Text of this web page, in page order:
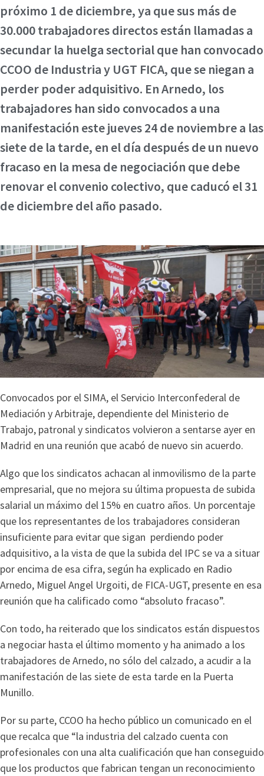
próximo 1 de diciembre, ya que sus más de
30.000 trabajadores directos están llamadas a
secundar la huelga sectorial que han convocado
CCOO de Industria y UGT FICA, que se niegan a
perder poder adquisitivo. En Arnedo, los
trabajadores han sido convocados a una
manifestación este jueves 24 de noviembre a las
siete de la tarde, en el día después de un nuevo
fracaso en la mesa de negociación que debe
renovar el convenio colectivo, que caducó el 31
de diciembre del año pasado.
Convocados por el SIMA, el Servicio Interconfederal de
Mediación y Arbitraje, dependiente del Ministerio de
Trabajo, patronal y sindicatos volvieron a sentarse ayer en
Madrid en una reunión que acabó de nuevo sin acuerdo.
Algo que los sindicatos achacan al inmovilismo de la parte
empresarial, que no mejora su última propuesta de subida
salarial un máximo del 15% en cuatro años. Un porcentaje
que los representantes de los trabajadores consideran
insuficiente para evitar que sigan perdiendo poder
adquisitivo, a la vista de que la subida del IPC se va a situar
por encima de esa cifra, según ha explicado en Radio
Arnedo, Miguel Angel Urgoiti, de FICA-UGT, presente en esa
reunión que ha calificado como “absoluto fracaso”.
Con todo, ha reiterado que los sindicatos están dispuestos
a negociar hasta el último momento y ha animado a los
trabajadores de Arnedo, no sólo del calzado, a acudir a la
manifestación de las siete de esta tarde en la Puerta
Munillo.
Por su parte, CCOO ha hecho público un comunicado en el
que recalca que “la industria del calzado cuenta con
profesionales con una alta cualificación que han conseguido
que los productos que fabrican tengan un reconocimiento